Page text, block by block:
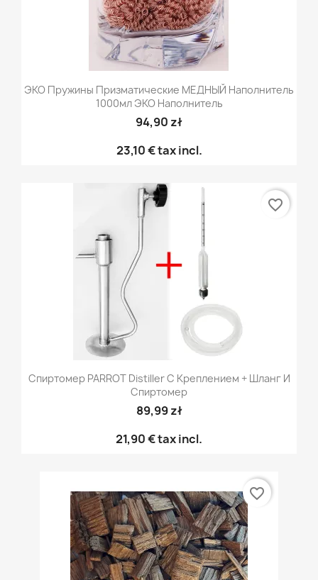
ЭКО Пружины Призматические МЕДНЫЙ Наполнитель
1000мл ЭКО Наполнитель
94,90 zł
23,10 €tax incl.
Спиртомер PARROT Distiller С Креплением + Шланг И
Спиртомер
89,99 zł
21,90 €tax incl.
favorite_border
favorite_border